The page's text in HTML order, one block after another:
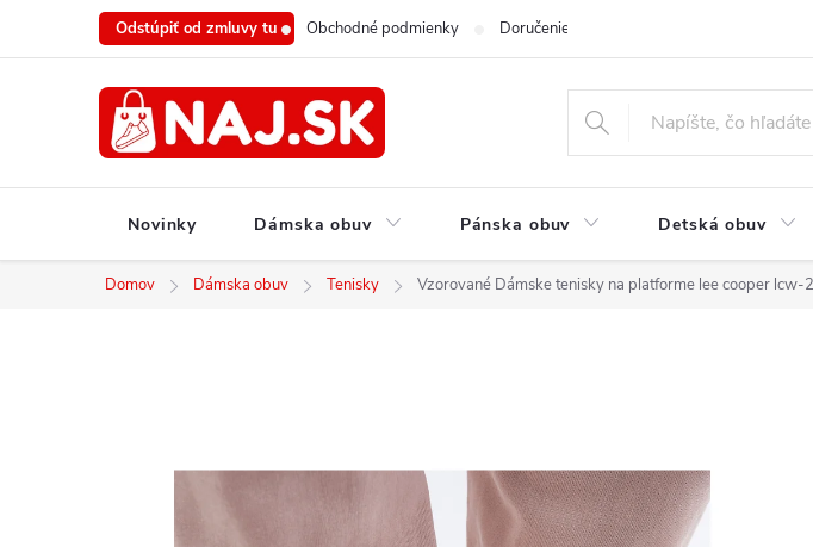
Odstúpiť od zmluvy tu Obchodné podmienky Doručenie a platba
Novinky Dámska obuv Pánska obuv Detská obuv
Domov Dámska obuv Tenisky Vzorované Dámske tenisky na platforme lee cooper